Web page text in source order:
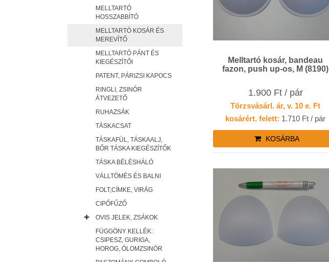
Melltartó kosár, bandeau
fazon, push up-os, M (8190)
1.900 Ft / pár
Törzsvásárl. ár, v. 10 e. Ft
kosárért. felett: 1.710 Ft / pár
KOSÁRBA
MELLTARTÓ
HOSSZABBÍTÓ
MELLTARTÓ KOSÁR ÉS
MEREVÍTŐ
MELLTARTÓ PÁNT ÉS
KIEGÉSZÍTŐI
PATENT, PÁRIZSI KAPOCS
RINGLI, ZSINÓR
ÁTVEZETŐ
RUHAZSÁK
TÁSKACSAT
TÁSKAFÜL, TÁSKAALJ,
BŐR TÁSKA KIEGÉSZÍTŐK
TÁSKA BÉLÉSHÁLÓ
VÁLLTÖMÉS ÉS BALNI
FOLT,CÍMKE, VIRÁG
CIPŐFŰZŐ
OVIS JELEK, ZSÁKOK
FÜGGÖNY KELLÉK:
CSIPESZ, GURIGA,
HOROG, ÓLOMZSINÓR